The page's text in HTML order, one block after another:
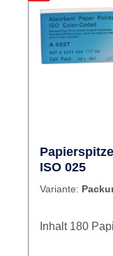
ISO 025
Variante:
Inhalt 180